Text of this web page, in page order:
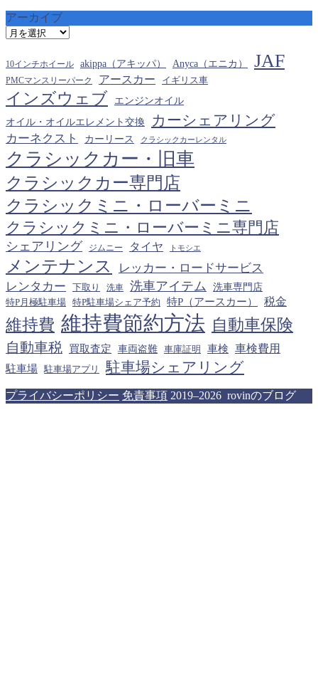
アーカイブ
ア
カ
イ
ブ
10インチホイール akippa（アキッパ） Anyca（エニカ） JAF
PMCマンスリーパーク アースカー イギリス車
インズウェブ エンジンオイル
オイル・オイルエレメント交換 カーシェアリング
カーネクスト カーリース クラシックカーレンタル
クラシックカー・旧車
クラシックカー専門店
クラシックミニ・ローバーミニ
クラシックミニ・ローバーミニ専門店
シェアリング ジムニー タイヤ トモシエ
メンテナンス
レッカー・ロードサービス
レンタカー
下取り 洗車 洗車アイテム
洗車専門店
特P月極駐車場
特P駐車場シェア予約 特P（アースカー） 税金
維持費 維持費節約方法 自動車保険
自動車税 買取査定 車両盗難 車庫証明 車検 車検費用
駐車場 駐車場アプリ 駐車場シェアリング
プライバシーポリシー 免責事項 2019–2026 rovinのブログ